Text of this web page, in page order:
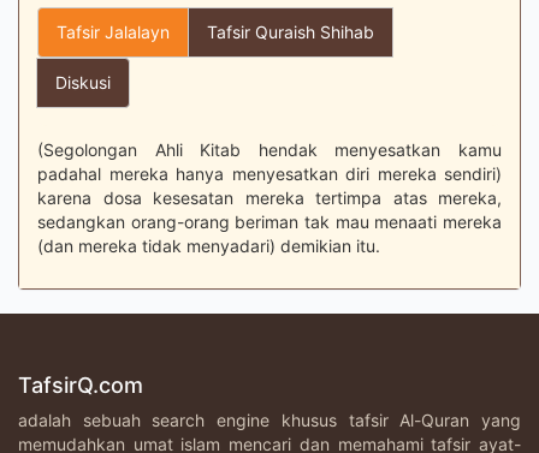
Tafsir Jalalayn Tafsir Quraish Shihab
Diskusi
(Segolongan Ahli Kitab hendak menyesatkan kamu
padahal mereka hanya menyesatkan diri mereka sendiri)
karena dosa kesesatan mereka tertimpa atas mereka,
sedangkan orang-orang beriman tak mau menaati mereka
(dan mereka tidak menyadari) demikian itu.
TafsirQ.com
adalah sebuah search engine khusus tafsir Al-Quran yang
memudahkan umat islam mencari dan memahami tafsir ayat-